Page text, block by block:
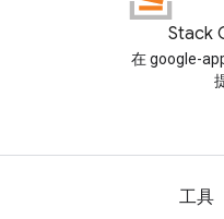
Stack
在 google-
工具